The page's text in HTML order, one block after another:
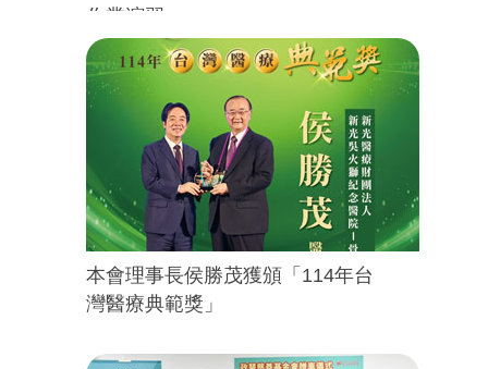
作業演習
本會理事長侯勝茂獲頒「114年台
灣醫療典範獎」